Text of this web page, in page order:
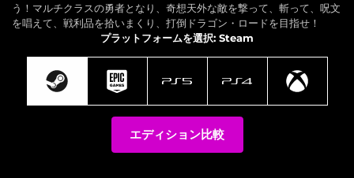
う！マルチクラスの勇者となり、奇想天外な敵を撃って、斬って、呪文
を唱えて、戦利品を拾いまくり、打倒ドラゴン・ロードを目指せ！
プラットフォームを選択: Steam
エディション比較